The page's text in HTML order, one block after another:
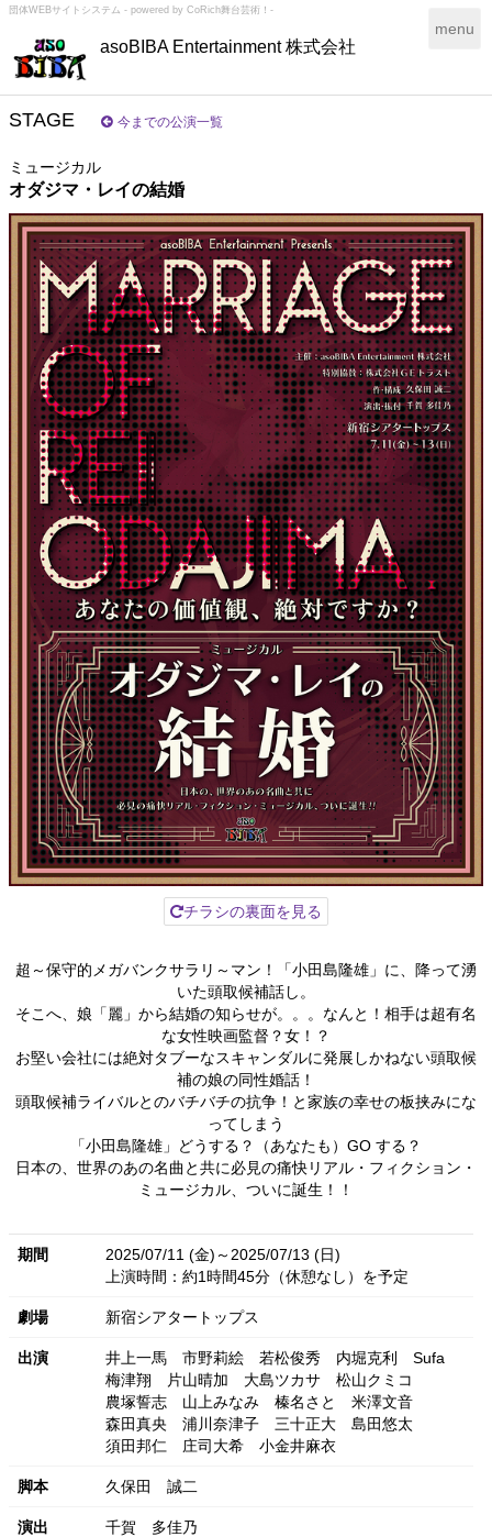
団体WEBサイトシステム - powered by CoRich舞台芸術！-
asoBIBA Entertainment 株式会社
T
g
i
g
a
t
i
o
n
menu
STAGE 今までの公演一覧
ミュージカル
オダジマ・レイの結婚
チラシの裏面を見る
超～保守的メガバンクサラリ～マン！「小田島隆雄」に、降って湧
いた頭取候補話し。
そこへ、娘「麗」から結婚の知らせが。。。なんと！相手は超有名
な女性映画監督？女！？
お堅い会社には絶対タブーなスキャンダルに発展しかねない頭取候
補の娘の同性婚話！
頭取候補ライバルとのバチバチの抗争！と家族の幸せの板挟みにな
ってしまう
「小田島隆雄」どうする？（あなたも）GO する？
日本の、世界のあの名曲と共に必見の痛快リアル・フィクション・
ミュージカル、ついに誕生！！
期間
2025/07/11 (金)～2025/07/13 (日)
上演時間：約1時間45分（休憩なし）を予定
劇場 新宿シアタートップス
出演 井上一馬 市野莉絵 若松俊秀 内堀克利
Sufa
梅津翔
片山晴加 大島ツカサ
松山クミコ
農塚誓志
山上みなみ 榛名さと
米澤文音
森田真央
浦川奈津子 三十正大
島田悠太
須田邦仁
庄司大希 小金井麻衣
脚本 久保田 誠二
演出 千賀 多佳乃